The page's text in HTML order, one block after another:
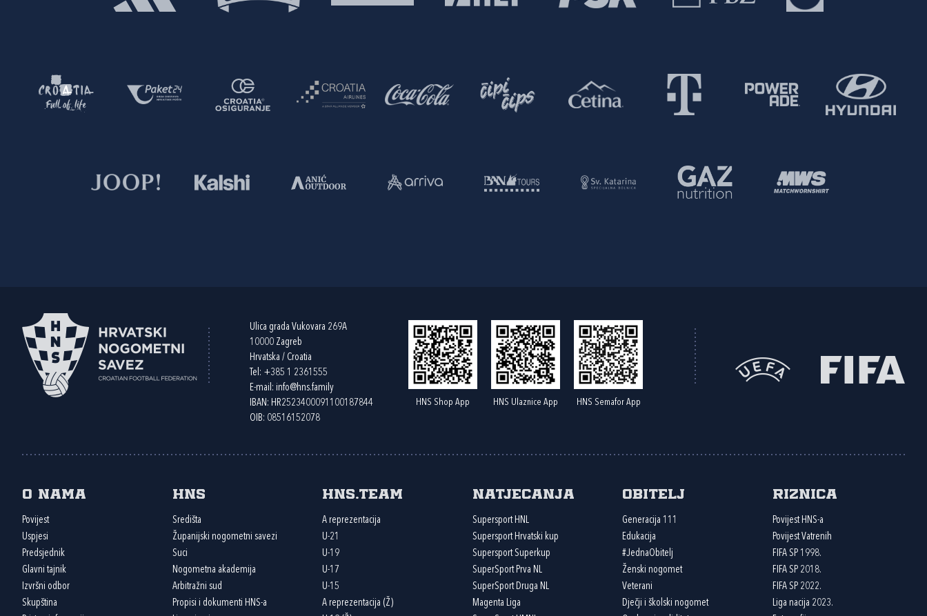
Ulica grada Vukovara 269A
10000 Zagreb
Hrvatska / Croatia
Tel: +385 1 2361555
E-mail: info@hns.family
IBAN: HR2523400091100187844
OIB: 08516152078
HNS Shop App HNS Ulaznice App HNS Semafor App
O nama
Povijest
Uspjesi
Predsjednik
Glavni tajnik
Izvršni odbor
Skupština
HNS
Središta
Županijski nogometni savezi
Suci
Nogometna akademija
Arbitražni sud
Propisi i dokumenti HNS-a
HNS.team
A reprezentacija
U-21
U-19
U-17
U-15
A reprezentacija (Ž)
Natjecanja
Supersport HNL
Supersport Hrvatski kup
Supersport Superkup
SuperSport Prva NL
SuperSport Druga NL
Magenta Liga
Obitelj
Generacija 111
Edukacija
#JednaObitelj
Ženski nogomet
Veterani
Dječji i školski nogomet
Riznica
Povijest HNS-a
Povijest Vatrenih
FIFA SP 1998.
FIFA SP 2018.
FIFA SP 2022.
Liga nacija 2023.